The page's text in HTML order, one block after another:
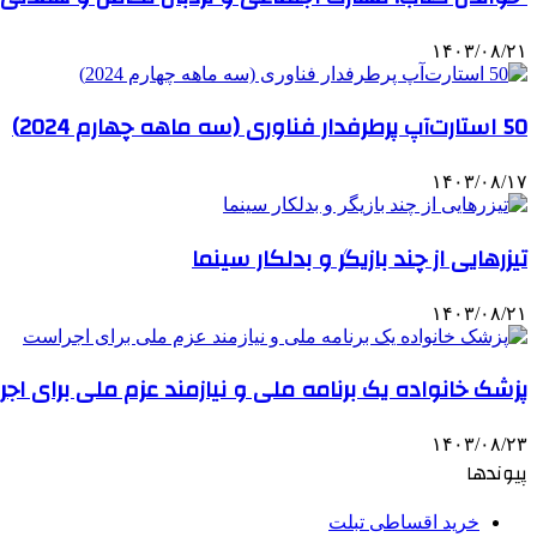
۱۴۰۳/۰۸/۲۱
50 استارت‌آپ پرطرفدار فناوری (سه ماهه چهارم 2024)
۱۴۰۳/۰۸/۱۷
تیزرهایی از چند بازیگر و بدلکار سینما
۱۴۰۳/۰۸/۲۱
پزشک خانواده یک برنامه ملی و نیازمند عزم ملی برای
۱۴۰۳/۰۸/۲۳
پیوندها
خرید اقساطی تبلت